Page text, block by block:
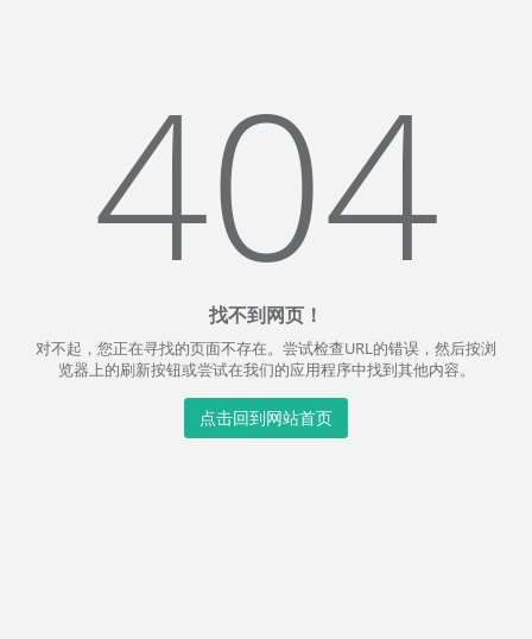
404
找不到网页！
对不起，您正在寻找的页面不存在。尝试检查URL的错误，然后按浏
览器上的刷新按钮或尝试在我们的应用程序中找到其他内容。
点击回到网站首页